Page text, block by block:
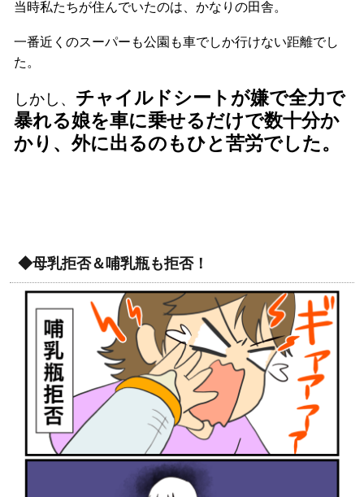
当時私たちが住んでいたのは、かなりの田舎。
一番近くのスーパーも公園も車でしか行けない距離でし
た。
しかし、 チャイルドシートが嫌で全力で
暴れる娘を車に乗せるだけで数十分か
かり、外に出るのもひと苦労でした。
◆母乳拒否＆哺乳瓶も拒否！